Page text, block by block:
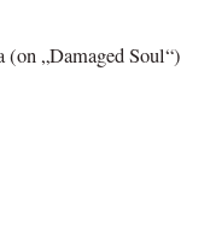
„Damaged Soul“)